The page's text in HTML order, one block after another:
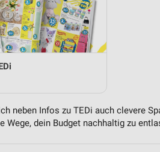
neben Infos zu TEDi auch clevere
Wege, dein Budget nachhaltig zu